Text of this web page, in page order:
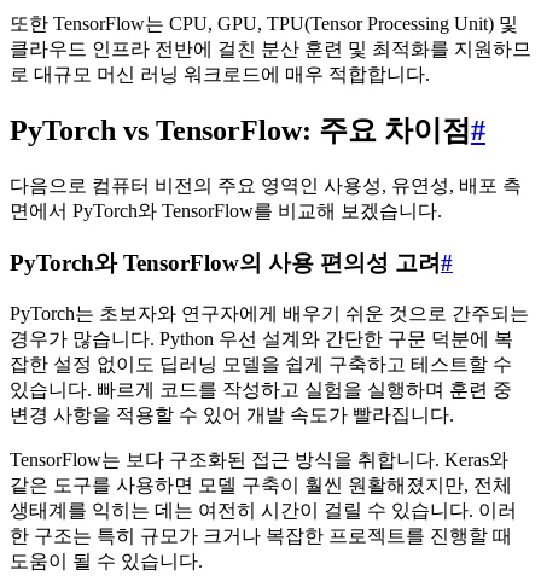
또한 TensorFlow는 CPU, GPU, TPU(Tensor Processing Unit) 및
클라우드 인프라 전반에 걸친 분산 훈련 및 최적화를 지원하므
로 대규모 머신 러닝 워크로드에 매우 적합합니다.
PyTorch vs TensorFlow: 주요 차이점#
다음으로 컴퓨터 비전의 주요 영역인 사용성, 유연성, 배포 측
면에서 PyTorch와 TensorFlow를 비교해 보겠습니다.
PyTorch와 TensorFlow의 사용 편의성 고려#
PyTorch는 초보자와 연구자에게 배우기 쉬운 것으로 간주되는
경우가 많습니다. Python 우선 설계와 간단한 구문 덕분에 복
잡한 설정 없이도 딥러닝 모델을 쉽게 구축하고 테스트할 수
있습니다. 빠르게 코드를 작성하고 실험을 실행하며 훈련 중
변경 사항을 적용할 수 있어 개발 속도가 빨라집니다.
TensorFlow는 보다 구조화된 접근 방식을 취합니다. Keras와
같은 도구를 사용하면 모델 구축이 훨씬 원활해졌지만, 전체
생태계를 익히는 데는 여전히 시간이 걸릴 수 있습니다. 이러
한 구조는 특히 규모가 크거나 복잡한 프로젝트를 진행할 때
도움이 될 수 있습니다.